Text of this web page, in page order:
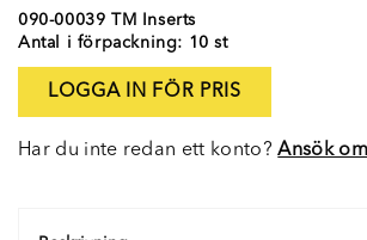
090-00039 TM Inserts
Antal i förpackning: 10 st
LOGGA IN FÖR PRIS
Har du inte redan ett konto?Ansök